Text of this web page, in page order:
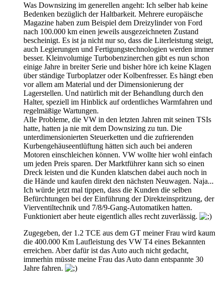
Was Downsizing im generellen angeht: Ich selber hab keine
Bedenken bezüglich der Haltbarkeit. Mehrere europäische
Magazine haben zum Beispiel dem Dreizylinder von Ford
nach 100.000 km einen jeweils ausgezeichneten Zustand
bescheinigt. Es ist ja nicht nur so, dass die Literleistung steigt,
auch Legierungen und Fertigungstechnologien werden immer
besser. Kleinvolumige Turbobenzinerchen gibt es nun schon
einige Jahre in breiter Serie und bisher höre ich keine Klagen
über ständige Turboplatzer oder Kolbenfresser. Es hängt eben
vor allem am Material und der Dimensionierung der
Lagerstellen. Und natürlich mit der Behandlung durch den
Halter, speziell im Hinblick auf ordentliches Warmfahren und
regelmäßige Wartungen.
Alle Probleme, die VW in den letzten Jahren mit seinen TSIs
hatte, hatten ja nie mit dem Downsizing zu tun. Die
unterdimensionierten Steuerketten und die zufrierenden
Kurbengehäuseentlüftung hätten sich auch bei anderen
Motoren einschleichen können. VW wollte hier wohl einfach
um jeden Preis sparen. Der Marktführer kann sich so einen
Dreck leisten und die Kunden klatschen dabei auch noch in
die Hände und kaufen direkt den nächsten Neuwagen. Naja...
Ich würde jetzt mal tippen, dass die Kunden die selben
Befürchtungen bei der Einführung der Direkteinspritzung, der
Vierventiltechnik und 7/8/9-Gang-Automatiken hatten.
Funktioniert aber heute eigentlich alles recht zuverlässig.
Zugegeben, der 1.2 TCE aus dem GT meiner Frau wird kaum
die 400.000 Km Laufleistung des VW T4 eines Bekannten
erreichen. Aber dafür ist das Auto auch nicht gedacht,
immerhin müsste meine Frau das Auto dann entspannte 30
Jahre fahren.